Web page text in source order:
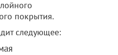
покрытия.
следующее: